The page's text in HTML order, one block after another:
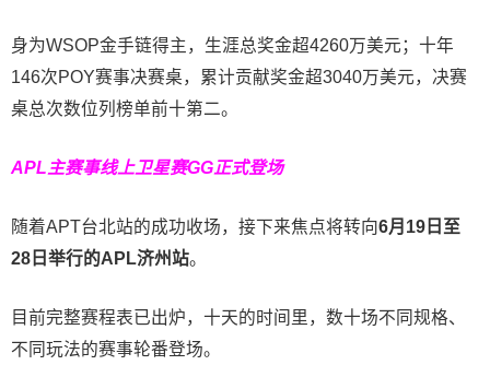
身为WSOP金手链得主，生涯总奖金超4260万美元；十年
146次POY赛事决赛桌，累计贡献奖金超3040万美元，决赛
桌总次数位列榜单前十第二。
APL主赛事线上卫星赛GG正式登场
随着APT台北站的成功收场，接下来焦点将转向6月 19 日至
28 日举行的APL济州站。
目前完整赛程表已出炉，十天的时间里，数十场不同规格、
不同玩法的赛事轮番登场。